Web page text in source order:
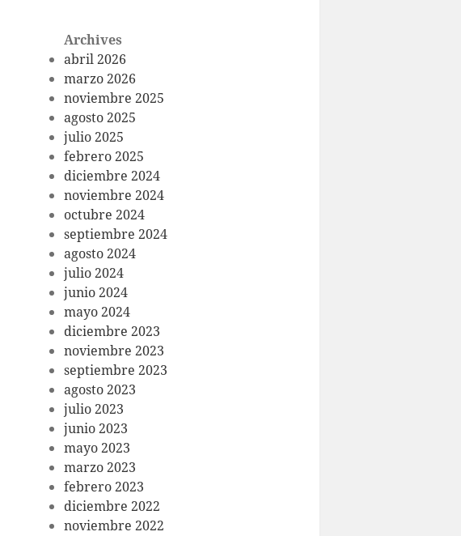
Archives
abril 2026
marzo 2026
noviembre 2025
agosto 2025
julio 2025
febrero 2025
diciembre 2024
noviembre 2024
octubre 2024
septiembre 2024
agosto 2024
julio 2024
junio 2024
mayo 2024
diciembre 2023
noviembre 2023
septiembre 2023
agosto 2023
julio 2023
junio 2023
mayo 2023
marzo 2023
febrero 2023
diciembre 2022
noviembre 2022